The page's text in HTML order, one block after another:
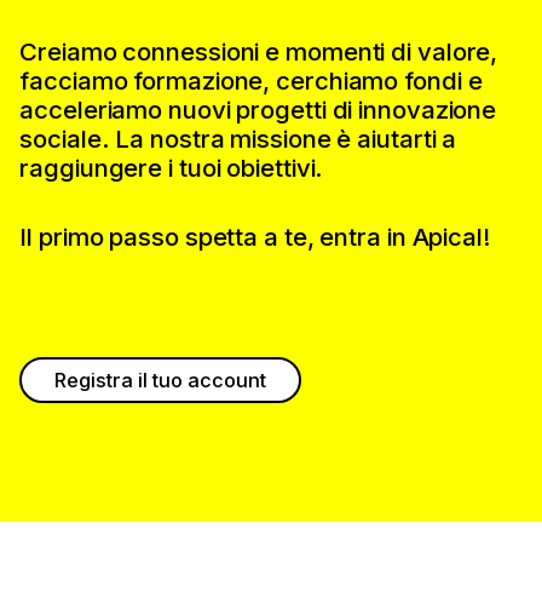
Creiamo connessioni e momenti di valore,
facciamo formazione, cerchiamo fondi e
acceleriamo nuovi progetti di innovazione
sociale. La nostra missione è aiutarti a
raggiungere i tuoi obiettivi.
Il primo passo spetta a te, entra in Apical!
Registra il tuo account